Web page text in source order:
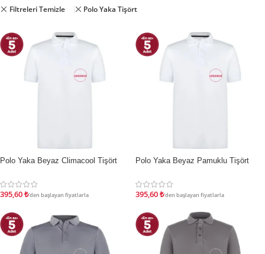
Filtreleri Temizle Polo Yaka Tişört
İNDIRIM
Polo Yaka Beyaz Climacool Tişört
395,60₺'den başlayan fiyatlarla
İNDIRIM
Polo Yaka Beyaz Pamuklu Tişört
395,60₺'den başlayan fiyatlarla